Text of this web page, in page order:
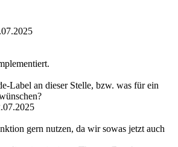
Label an dieser Stelle, bzw. was für ein
gern nutzen, da wir sowas jetzt auch